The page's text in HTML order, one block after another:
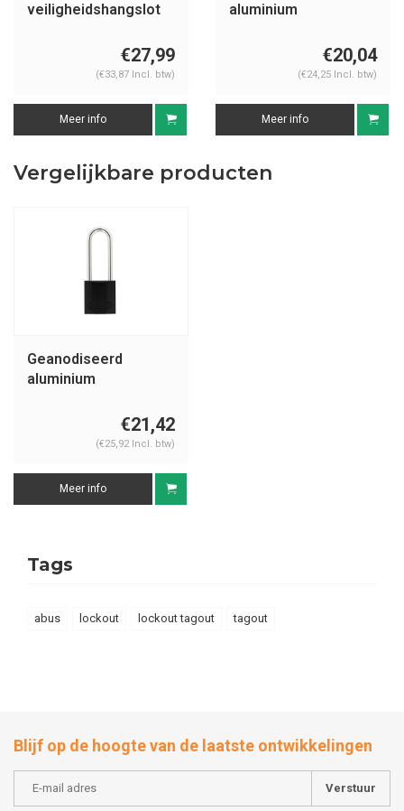
veiligheidshangslot
74/40HB75 zwart€27,99
(€33,87 Incl. btw)
Meer info
aluminium
SCHWARZ
€20,04
(€24,25 Incl. btw)
Meer info
Vergelijkbare producten
Geanodiseerd
aluminium
zwart 72/30HB50
SCHWARZ
€21,42
(€25,92 Incl. btw)
Meer info
Tags
abus lockout lockout tagout tagout
Blijf op de hoogte van de laatste ontwikkelingen
Verstuur